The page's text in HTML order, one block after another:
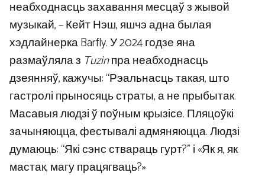
неабходнасць захавання месцаў з жывой
музыкай, – Кейт Нэш, яшчэ адна былая
хэдлайнерка Barfly. У 2024 годзе яна
размаўляла з Tuzinпра неабходнасць
дзеянняў, кажучы: “Рэальнасць такая, што
гастролі прыносяць страты, а не прыбытак.
Масавыя людзі ў поўным крызісе. Пляцоўкі
зачыняюцца, фестывалі адмяняюцца. Людзі
думаюць: “Які сэнс ствараць гурт?” і «Як я, як
мастак, магу працягваць?»